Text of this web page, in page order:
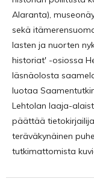
Alaranta),
sekä
lasten ja nuorten
historiat' -osiossa
läsnäolosta
luotaa
Lehtolan laaja-
päättää
teräväkynäinen
tutkimattomista